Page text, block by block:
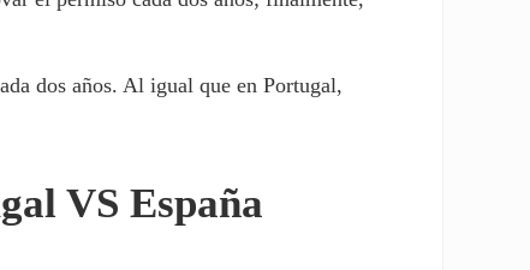
dos años. Al igual que en Portugal,
VS España